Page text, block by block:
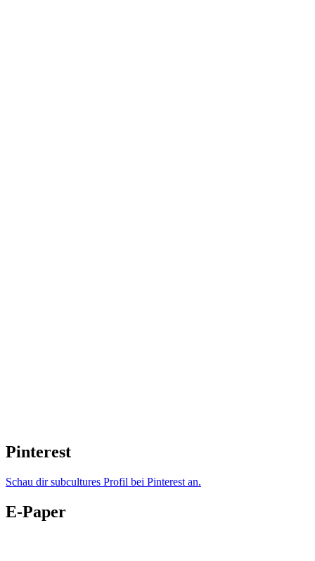
Pinterest
Schau dir subcultures Profil bei Pinterest an.
E-Paper